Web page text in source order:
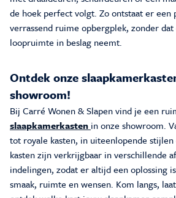
de hoek perfect volgt. Zo ontstaat er een
verrassend ruime opbergplek, zonder dat
loopruimte in beslag neemt.
Ontdek onze
showroom!
Bij Carré Wonen & Slapen vind je een
slaapkamerkasten in onze showroom.
tot royale kasten, in uiteenlopende
kasten zijn verkrijgbaar in verschillende
indelingen, zodat er altijd een oplossing
smaak, ruimte en wensen. Kom langs,